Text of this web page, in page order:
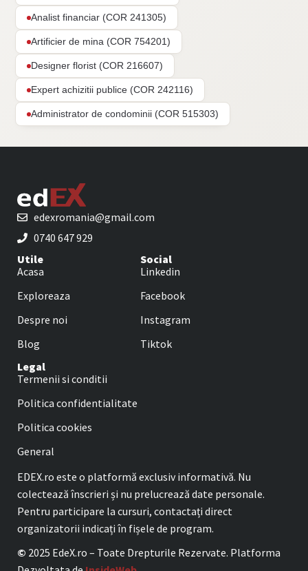
Analist financiar (COR 241305)
Artificier de mina (COR 754201)
Designer florist (COR 216607)
Expert achizitii publice (COR 242116)
Administrator de condominii (COR 515303)
edexromania@gmail.com
0740 647 929
Utile
Acasa
Exploreaza
Despre noi
Blog
Social
Linkedin
Facebook
Instagram
Tiktok
Legal
Termenii si conditii
Politica confidentialitate
Politica cookies
General
EDEX.ro este o platformă exclusiv informativă. Nu
colectează înscrieri și nu prelucrează date personale.
Pentru participare la cursuri, contactați direct
organizatorii indicați în fișele de program.
© 2025 EdeX.ro – Toate Drepturile Rezervate. Platforma